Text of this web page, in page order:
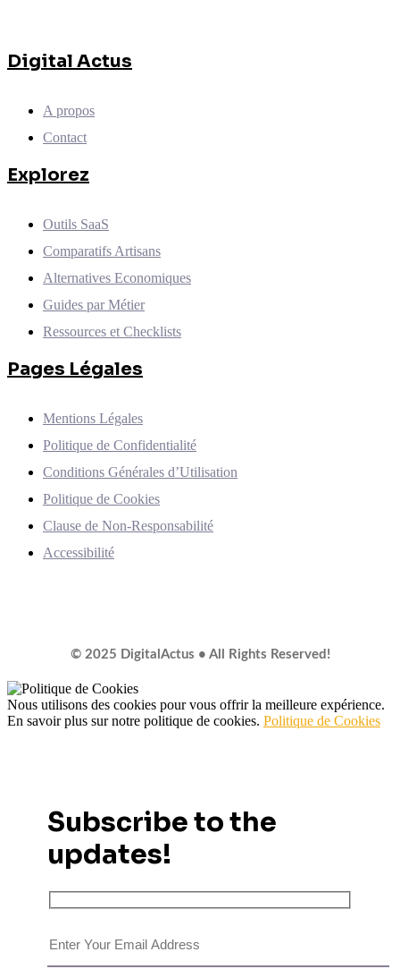
Digital Actus
A propos
Contact
Explorez
Outils SaaS
Comparatifs Artisans
Alternatives Economiques
Guides par Métier
Ressources et Checklists
Pages Légales
Mentions Légales
Politique de Confidentialité
Conditions Générales d’Utilisation
Politique de Cookies
Clause de Non-Responsabilité
Accessibilité
© 2025 DigitalActus • All Rights Reserved!
Nous utilisons des cookies pour vous offrir la meilleure expérience.
En savoir plus sur notre politique de cookies. Politique de Cookies
Subscribe to the
updates!